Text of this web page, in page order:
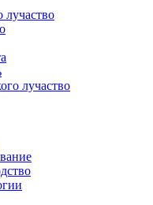
лучаство
лучаство